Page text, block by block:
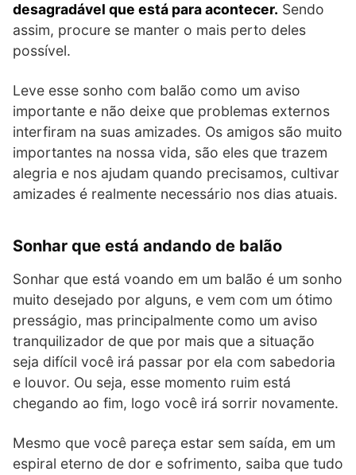
desagradável que está para acontecer. Sendo
assim, procure se manter o mais perto deles
possível.
Leve esse sonho com balão como um aviso
importante e não deixe que problemas externos
interfiram na suas amizades. Os amigos são muito
importantes na nossa vida, são eles que trazem
alegria e nos ajudam quando precisamos, cultivar
amizades é realmente necessário nos dias atuais.
Sonhar que está andando de balão
Sonhar que está voando em um balão é um sonho
muito desejado por alguns, e vem com um ótimo
presságio, mas principalmente como um aviso
tranquilizador de que por mais que a situação
seja difícil você irá passar por ela com sabedoria
e louvor. Ou seja, esse momento ruim está
chegando ao fim, logo você irá sorrir novamente.
Mesmo que você pareça estar sem saída, em um
espiral eterno de dor e sofrimento, saiba que tudo